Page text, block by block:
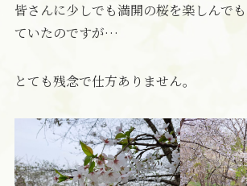
皆さんに少しでも満開の桜を楽しんで
ていたのですが…
とても残念で仕方ありません。